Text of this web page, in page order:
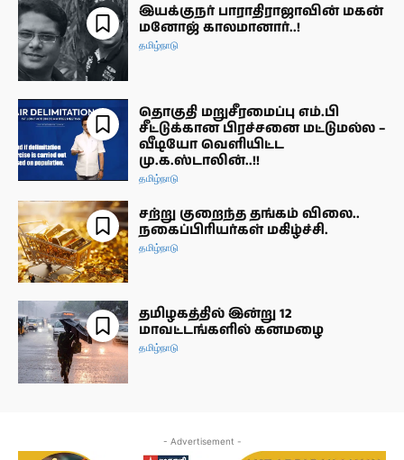
இயக்குநர் பாராதிராஜாவின் மகன்
மனோஜ் காலமானார்..!
தமிழ்நாடு
தொகுதி மறுசீரமைப்பு எம்.பி
சீட்டுக்கான பிரச்சனை மட்டுமல்ல –
வீடியோ வெளியிட்ட
மு.க.ஸ்டாலின்..!!
தமிழ்நாடு
சற்று குறைந்த தங்கம் விலை..
நகைப்பிரியர்கள் மகிழ்ச்சி.
தமிழ்நாடு
தமிழகத்தில் இன்று 12
மாவட்டங்களில் கனமழை
தமிழ்நாடு
- Advertisement -